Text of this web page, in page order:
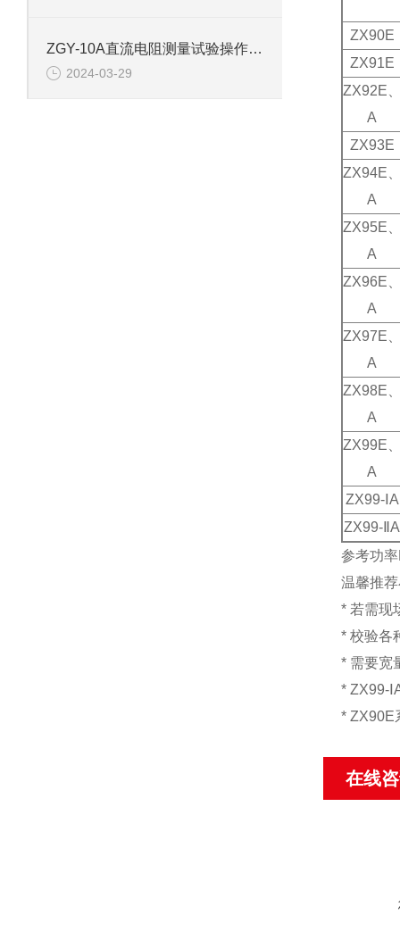
ZGY-10A直流电阻测量试验操作流程及结果分析
2024-03-29
ZX90E
ZX91E
ZX92E
A
ZX93E
ZX94E
A
ZX95E
A
ZX96E
A
ZX97E
A
ZX98E
A
ZX99E
A
ZX99-Ⅰ A
ZX99- A
参考功率
温馨推
* 若需现
* 校验各
* 需要宽
* ZX99-Ⅰ
* ZX90E
在线